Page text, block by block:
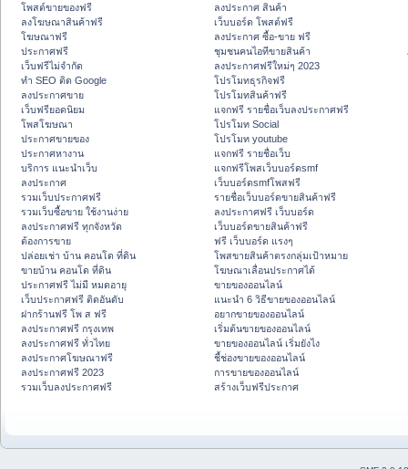
โพสต์ขายของฟรี
ลงโฆษณาสินค้าฟรี
โฆษณาฟรี
ประกาศฟรี
เว็บฟรีไม่จำกัด
ทำ SEO ติด Google
ลงประกาศขาย
เว็บฟรียอดนิยม
โพสโฆษณา
ประกาศขายของ
ประกาศหางาน
บริการ แนะนำเว็บ
ลงประกาศ
รวมเว็บประกาศฟรี
รวมเว็บซื้อขาย ใช้งานง่าย
ลงประกาศฟรี ทุกจังหวัด
ต้องการขาย
ปล่อยเช่า บ้าน คอนโด ที่ดิน
ขายบ้าน คอนโด ที่ดิน
ประกาศฟรี ไม่มี หมดอายุ
เว็บประกาศฟรี ติดอันดับ
ฝากร้านฟรี โพ ส ฟรี
ลงประกาศฟรี กรุงเทพ
ลงประกาศฟรี ทั่วไทย
ลงประกาศโฆษณาฟรี
ลงประกาศฟรี 2023
รวมเว็บลงประกาศฟรี
ลงประกาศ สินค้า
เว็บบอร์ด โพสต์ฟรี
ลงประกาศ ซื้อ-ขาย ฟรี
ชุมชนคนไอทีขายสินค้า
ลงประกาศฟรีใหม่ๆ 2023
โปรโมทธุรกิจฟรี
โปรโมทสินค้าฟรี
แจกฟรี รายชื่อเว็บลงประกาศฟรี
โปรโมท Social
โปรโมท youtube
แจกฟรี รายชื่อเว็บ
แจกฟรีโพสเว็บบอร์ดsmf
เว็บบอร์ดsmfโพสฟรี
รายชื่อเว็บบอร์ดขายสินค้าฟรี
ลงประกาศฟรี เว็บบอร์ด
เว็บบอร์ดขายสินค้าฟรี
ฟรี เว็บบอร์ด แรงๆ
โพสขายสินค้าตรงกลุ่มเป้าหมาย
โฆษณาเลื่อนประกาศได้
ขายของออนไลน์
แนะนำ 6 วิธีขายของออนไลน์
อยากขายของออนไลน์
เริ่มต้นขายของออนไลน์
ขายของออนไลน์ เริ่มยังไง
ชี้ช่องขายของออนไลน์
การขายของออนไลน์
สร้างเว็บฟรีประกาศ